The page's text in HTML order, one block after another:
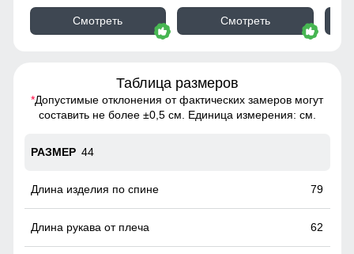
Смотреть Смотреть
Таблица размеров
*Допустимые отклонения от фактических замеров могут
составить не более ±0,5 см. Единица измерения: см.
44
79
62